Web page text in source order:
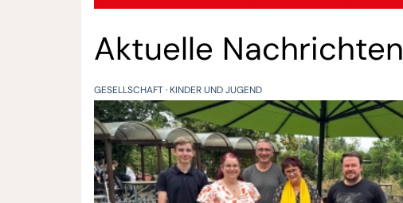
Aktuelle Nachrichten
GESELLSCHAFT KINDER UND JUGEND